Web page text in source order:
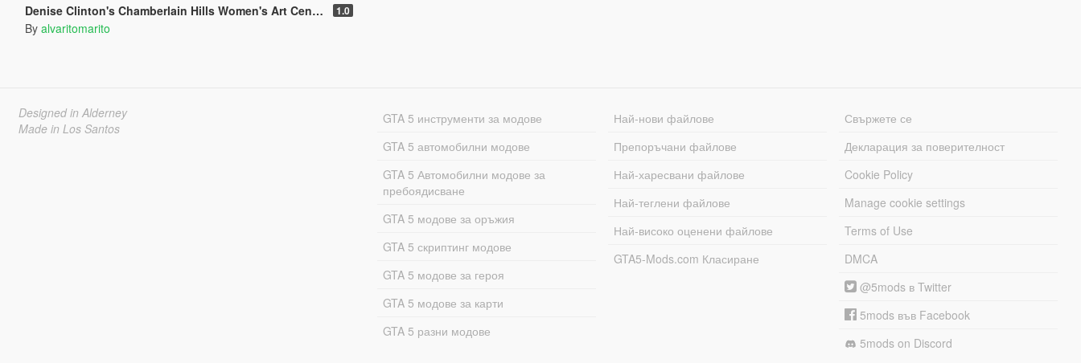
Denise Clinton's Chamberlain Hills Women's Art Center 1.0
By alvaritomarito
Designed in Alderney
Made in Los Santos
GTA 5 инструменти за модове
GTA 5 автомобилни модове
GTA 5 Автомобилни модове за
пребоядисване
GTA 5 модове за оръжия
GTA 5 скриптинг модове
GTA 5 модове за героя
GTA 5 модове за карти
GTA 5 разни модове
Най-нови файлове
Препоръчани файлове
Най-харесвани файлове
Най-теглени файлове
Най-високо оценени файлове
GTA5-Mods.com Класиране
Свържете се
Декларация за поверителност
Cookie Policy
Manage cookie settings
Terms of Use
DMCA
@5mods в Twitter
5mods във Facebook
5mods on Discord